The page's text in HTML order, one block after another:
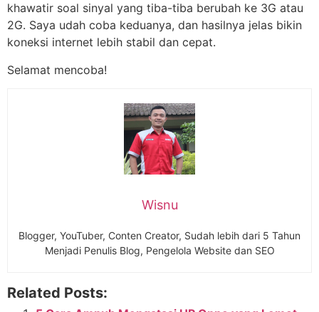
khawatir soal sinyal yang tiba-tiba berubah ke 3G atau
2G. Saya udah coba keduanya, dan hasilnya jelas bikin
koneksi internet lebih stabil dan cepat.
Selamat mencoba!
Wisnu
Blogger, YouTuber, Conten Creator, Sudah lebih dari 5 Tahun
Menjadi Penulis Blog, Pengelola Website dan SEO
Related Posts: